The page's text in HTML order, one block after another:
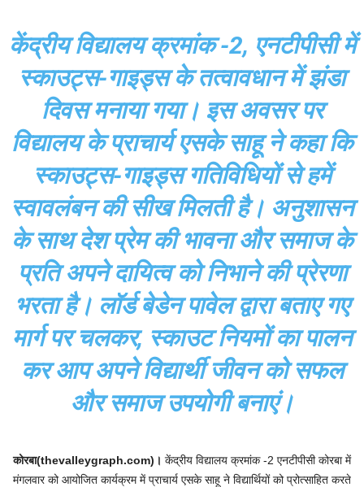
केंद्रीय विद्यालय क्रमांक -2, एनटीपीसी में
स्काउट्स-गाइड्स के तत्वावधान में झंडा
दिवस मनाया गया। इस अवसर पर
विद्यालय के प्राचार्य एसके साहू ने कहा कि
स्काउट्स-गाइड्स गतिविधियों से हमें
स्वावलंबन की सीख मिलती है। अनुशासन
के साथ देश प्रेम की भावना और समाज के
प्रति अपने दायित्व को निभाने की प्रेरणा
भरता है। लॉर्ड बेडेन पावेल द्वारा बताए गए
मार्ग पर चलकर, स्काउट नियमों का पालन
कर आप अपने विद्यार्थी जीवन को सफल
और समाज उपयोगी बनाएं।
कोरबा(thevalleygraph.com)। केंद्रीय विद्यालय क्रमांक -2 एनटीपीसी कोरबा में
मंगलवार को आयोजित कार्यक्रम में प्राचार्य एसके साहू ने विद्यार्थियों को प्रोत्साहित करते